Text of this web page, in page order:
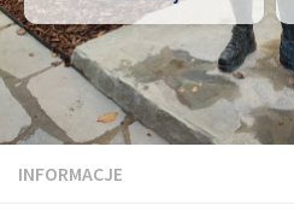
INFORMACJE